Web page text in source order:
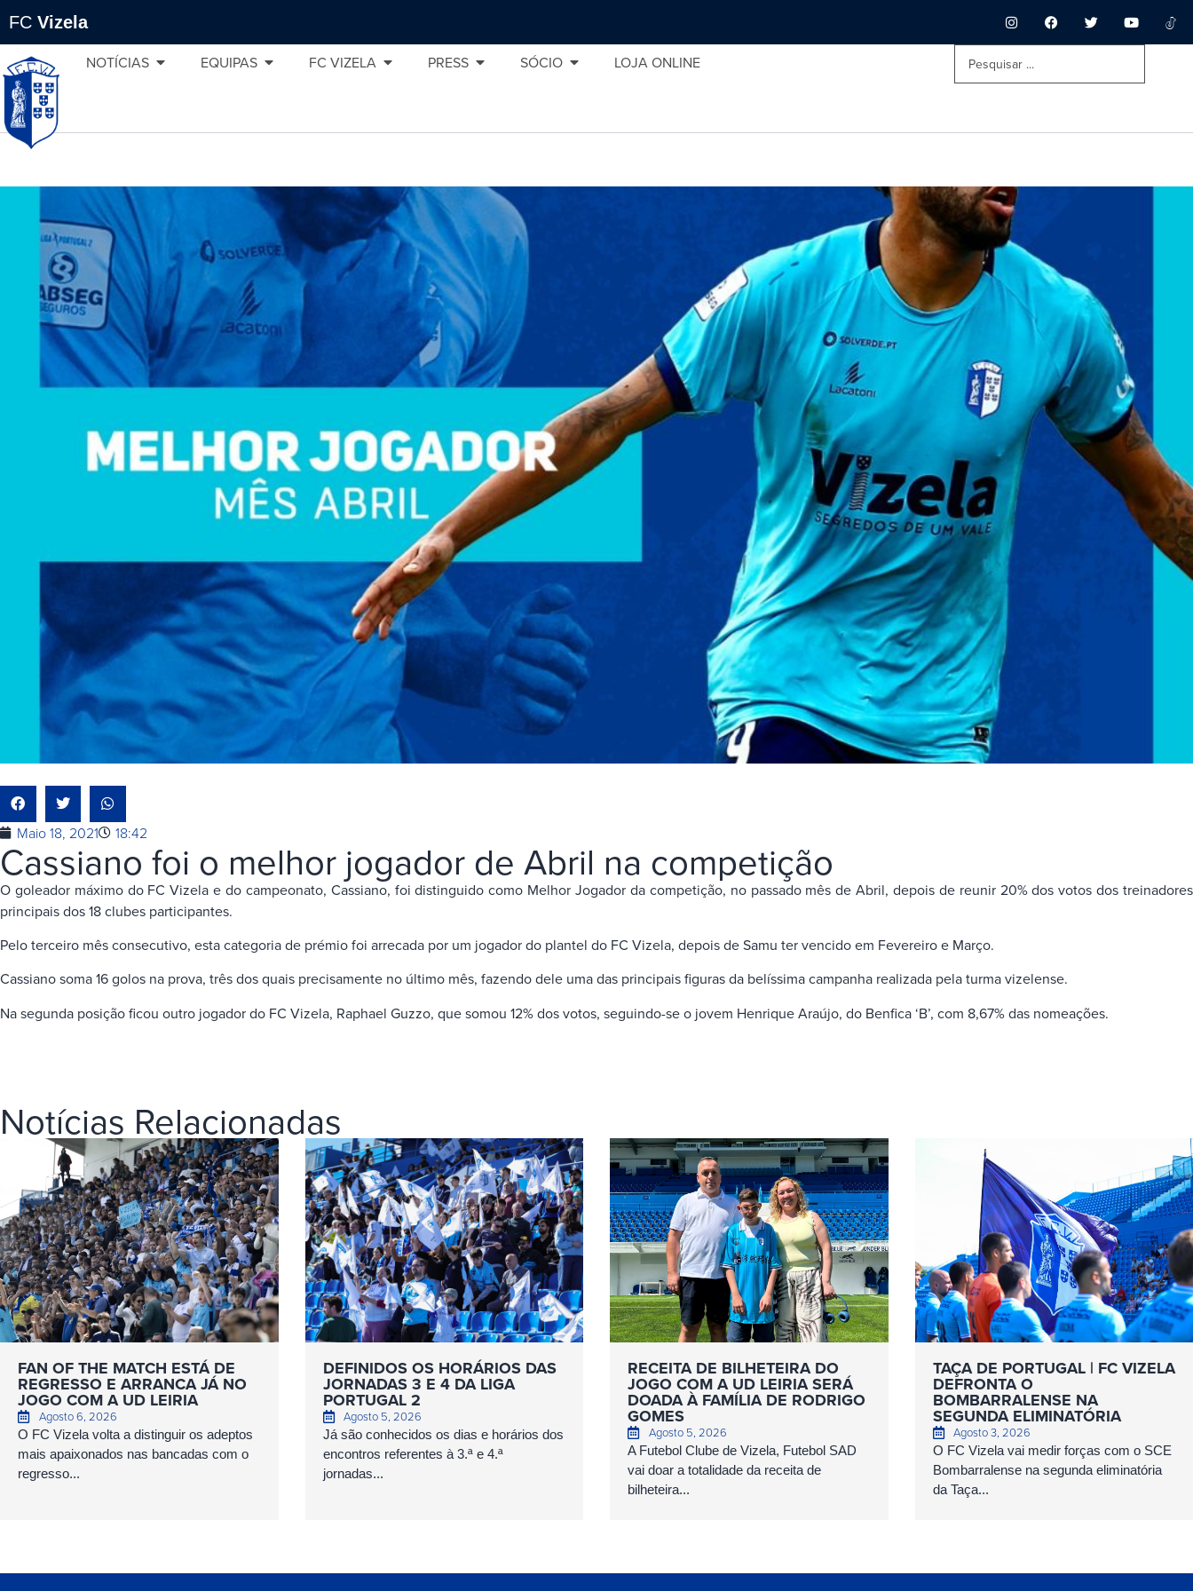
FC Vizela
NOTÍCIAS EQUIPAS FC VIZELA PRESS SÓCIO LOJA ONLINE
Maio 18, 2021 18:42
Cassiano foi o melhor jogador de Abril na competição
O goleador máximo do FC Vizela e do campeonato, Cassiano, foi distinguido como Melhor Jogador da competição, no passado mês de Abril, depois de reunir 20% dos votos dos treinadores
principais dos 18 clubes participantes.
Pelo terceiro mês consecutivo, esta categoria de prémio foi arrecada por um jogador do plantel do FC Vizela, depois de Samu ter vencido em Fevereiro e Março.
Cassiano soma 16 golos na prova, três dos quais precisamente no último mês, fazendo dele uma das principais figuras da belíssima campanha realizada pela turma vizelense.
Na segunda posição ficou outro jogador do FC Vizela, Raphael Guzzo, que somou 12% dos votos, seguindo-se o jovem Henrique Araújo, do Benfica ‘B’, com 8,67% das nomeações.
Notícias Relacionadas
FAN OF THE MATCH ESTÁ DE
REGRESSO E ARRANCA JÁ NO
JOGO COM A UD LEIRIA
Agosto 6, 2026
O FC Vizela volta a distinguir os adeptos
mais apaixonados nas bancadas com o
regresso...
DEFINIDOS OS HORÁRIOS DAS
JORNADAS 3 E 4 DA LIGA
PORTUGAL 2
Agosto 5, 2026
Já são conhecidos os dias e horários dos
encontros referentes à 3.ª e 4.ª
jornadas...
RECEITA DE BILHETEIRA DO
JOGO COM A UD LEIRIA SERÁ
DOADA À FAMÍLIA DE RODRIGO
GOMES
Agosto 5, 2026
A Futebol Clube de Vizela, Futebol SAD
vai doar a totalidade da receita de
bilheteira...
TAÇA DE PORTUGAL | FC VIZELA
DEFRONTA O
BOMBARRALENSE NA
SEGUNDA ELIMINATÓRIA
Agosto 3, 2026
O FC Vizela vai medir forças com o SCE
Bombarralense na segunda eliminatória
da Taça...